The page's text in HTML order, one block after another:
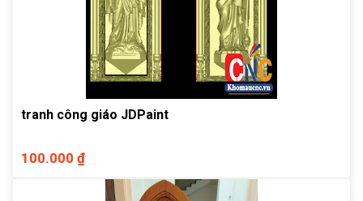
tranh công giáo JDPaint
100.000 ₫